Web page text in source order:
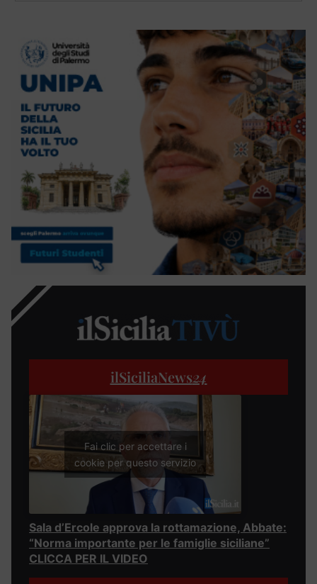
ilSiciliaNews24
Fai clic per accettare i
cookie per questo servizio
Sala d’Ercole approva la rottamazione, Abbate:
“Norma importante per le famiglie siciliane”
CLICCA PER IL VIDEO